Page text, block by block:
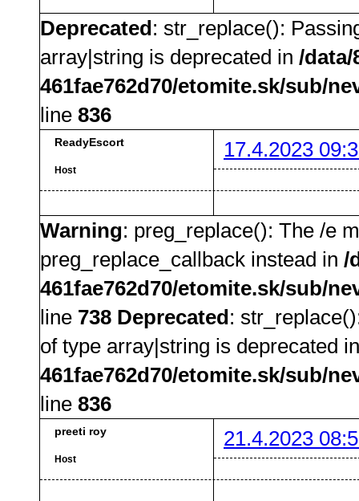
Deprecated: str_replace():
array|string is deprecated in /data/
461fae762d70/etomite.sk/sub/
line 836
ReadyEscort 17.4.2023
Host
Warning: preg_replace(): The /e
preg_replace_callback instead in /
461fae762d70/etomite.sk/sub/
line 738 Deprecated:
of type array|string is deprecated
461fae762d70/etomite.sk/sub/
line 836
preeti roy 21.4.2023
Host